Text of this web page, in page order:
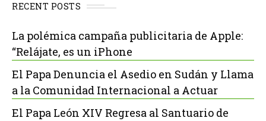
RECENT POSTS
La polémica campaña publicitaria de Apple:
“Relájate, es un iPhone
El Papa Denuncia el Asedio en Sudán y Llama
a la Comunidad Internacional a Actuar
El Papa León XIV Regresa al Santuario de